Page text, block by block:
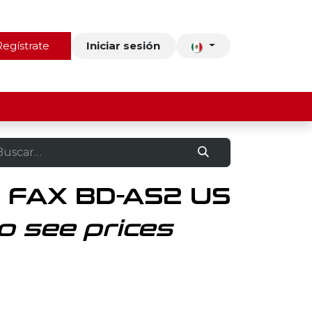
Contacto Iniciar sesión
FAX BD-AS2 US
see prices